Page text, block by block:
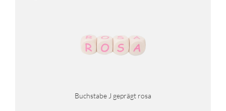
Buchstabe J geprägt rosa